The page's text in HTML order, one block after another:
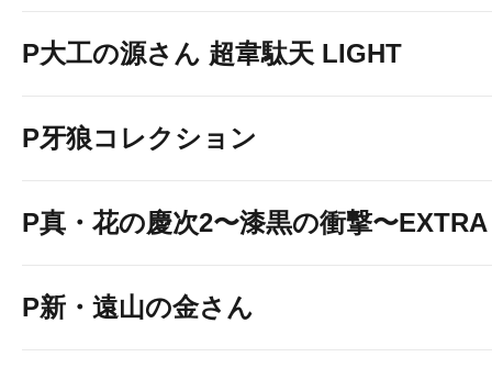
P大工の源さん 超韋駄天 LIGHT
P牙狼コレクション
P真・花の慶次2〜漆黒の衝撃〜
P新・遠山の金さん